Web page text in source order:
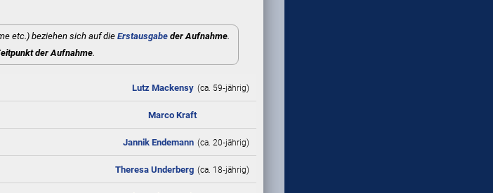
etc.) beziehen sich auf dieErstausgabeder Aufnahme.
der Aufnahme.
Lutz Mackensy (ca. 59‑jährig)
Marco Kraft
Jannik Endemann (ca. 20‑jährig)
Theresa Underberg (ca. 18‑jährig)